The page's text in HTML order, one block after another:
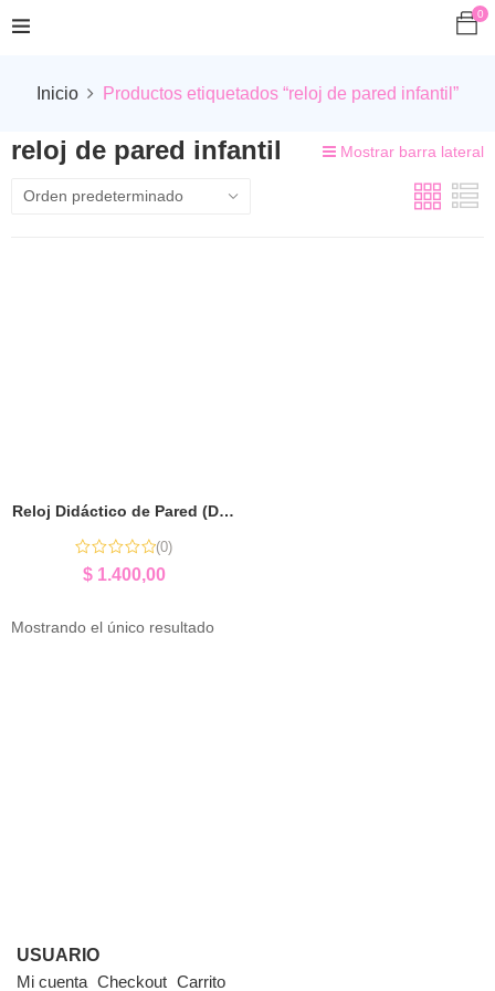
0
Inicio Productos etiquetados “reloj de pared infantil”
reloj de pared infantil Mostrar barra lateral
Reloj Didáctico de Pared (Doméstico) | Aprender la Hora
(0)
$1.400,00
Mostrando el único resultado
USUARIO
Mi cuenta Checkout Carrito